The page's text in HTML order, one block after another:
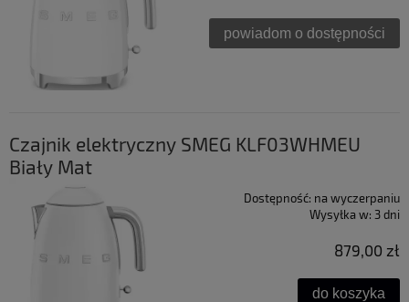
powiadom o dostępności
Czajnik elektryczny SMEG KLF03WHMEU
Biały Mat
Dostępność: na wyczerpaniu
Wysyłka w: 3 dni
879,00 zł
do koszyka